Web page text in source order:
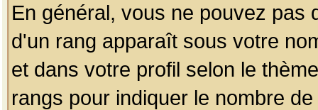
En général, vous ne pouvez pas
d'un rang apparaît sous votre
et dans votre profil selon le
rangs pour indiquer le nombre